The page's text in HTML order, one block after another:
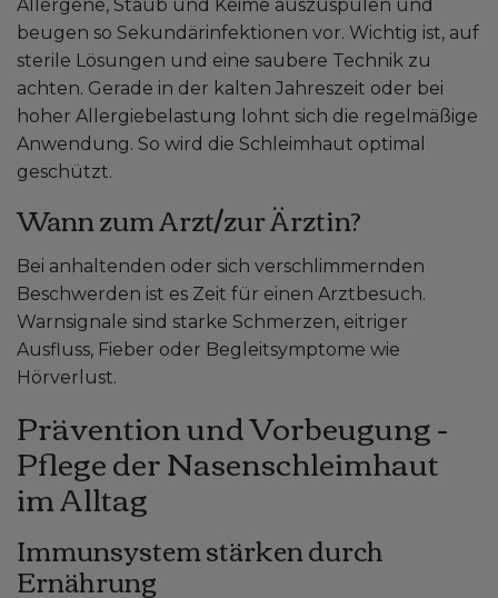
Allergene, Staub und Keime auszuspülen und
beugen so Sekundärinfektionen vor. Wichtig ist, auf
sterile Lösungen und eine saubere Technik zu
achten. Gerade in der kalten Jahreszeit oder bei
hoher Allergiebelastung lohnt sich die regelmäßige
Anwendung. So wird die Schleimhaut optimal
geschützt.
Wann zum Arzt/zur Ärztin?
Bei anhaltenden oder sich verschlimmernden
Beschwerden ist es Zeit für einen Arztbesuch.
Warnsignale sind starke Schmerzen, eitriger
Ausfluss, Fieber oder Begleitsymptome wie
Hörverlust.
Prävention und Vorbeugung -
Pflege der Nasenschleimhaut
im Alltag
Immunsystem stärken durch
Ernährung